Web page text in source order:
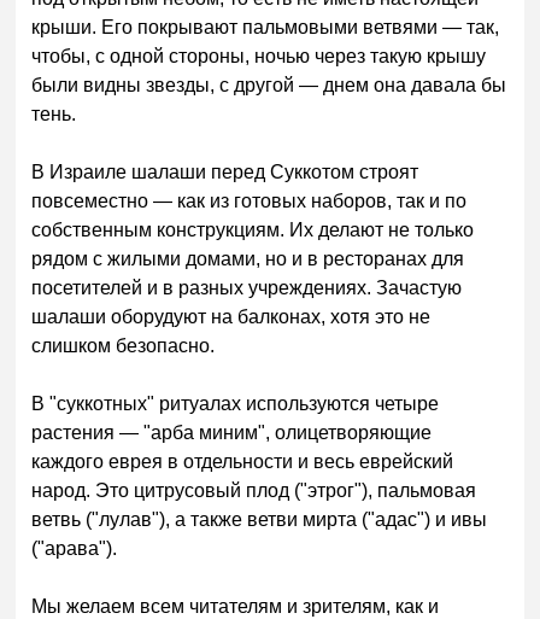
крыши. Его покрывают пальмовыми ветвями — так,
чтобы, с одной стороны, ночью через такую крышу
были видны звезды, с другой — днем она давала бы
тень.
В Израиле шалаши перед Суккотом строят
повсеместно — как из готовых наборов, так и по
собственным конструкциям. Их делают не только
рядом с жилыми домами, но и в ресторанах для
посетителей и в разных учреждениях. Зачастую
шалаши оборудуют на балконах, хотя это не
слишком безопасно.
В "суккотных" ритуалах используются четыре
растения — "арба миним", олицетворяющие
каждого еврея в отдельности и весь еврейский
народ. Это цитрусовый плод ("этрог"), пальмовая
ветвь ("лулав"), а также ветви мирта ("адас") и ивы
("арава").
Мы желаем всем читателям и зрителям, как и